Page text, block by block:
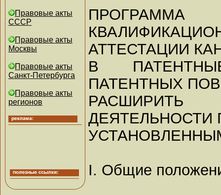
Правовые акты
СССР
Правовые акты
Москвы
Правовые акты
Санкт-Петербурга
Правовые акты
регионов
ПРОГРАММА
АТТЕСТАЦИИ
В
ПАТЕНТНЫХ
ДЕЯТЕЛЬНОСТИ
I. Общие